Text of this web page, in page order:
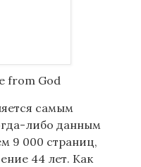
from God
самым
либо данным
9 000 страниц,
44 лет. Как